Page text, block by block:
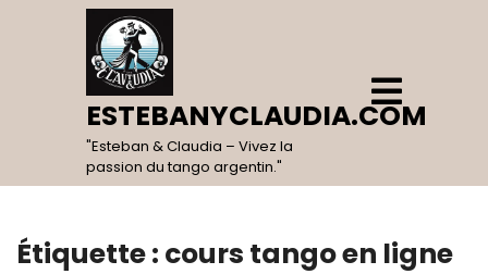
ESTEBANYCLAUDIA.COM
"Esteban & Claudia – Vivez la
passion du tango argentin."
Open
Menu
Étiquette : cours tango en ligne